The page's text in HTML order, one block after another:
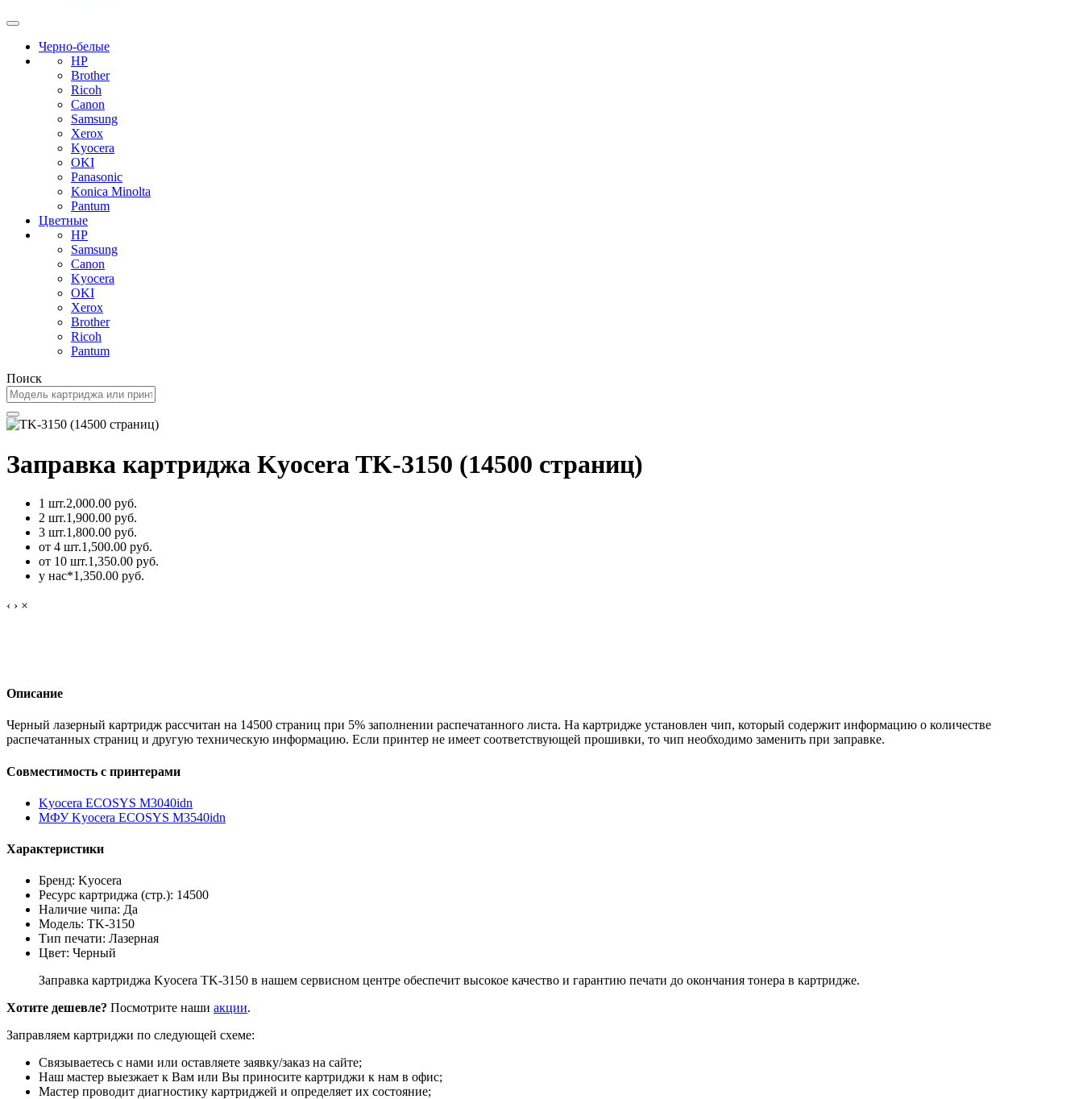
Черно-белые
HP
Brother
Ricoh
Canon
Samsung
Xerox
Kyocera
OKI
Panasonic
Konica Minolta
Pantum
Цветные
HP
Samsung
Canon
Kyocera
OKI
Xerox
Brother
Ricoh
Pantum
Поиск
Заправка картриджа Kyocera TK-3150 (14500 страниц)
1 шт.2,000.00 руб.
2 шт.1,900.00 руб.
3 шт.1,800.00 руб.
от 4 шт.1,500.00 руб.
от 10 шт.1,350.00 руб.
у нас*1,350.00 руб.
‹ › ×
Описание
Черный лазерный картридж рассчитан на 14500 страниц при 5% заполнении распечатанного листа. На картридже установлен чип, который содержит информацию о количестве
распечатанных страниц и другую техническую информацию. Если принтер не имеет соответствующей прошивки, то чип необходимо заменить при заправке.
Совместимость с принтерами
Kyocera ECOSYS M3040idn
МФУ Kyocera ECOSYS M3540idn
Характеристики
Бренд: Kyocera
Ресурс картриджа (стр.): 14500
Наличие чипа: Да
Модель: TK-3150
Тип печати: Лазерная
Цвет: Черный
Заправка картриджа Kyocera TK-3150 в нашем сервисном центре обеспечит высокое качество и гарантию печати до окончания тонера в картридже.
Хотите дешевле? Посмотрите наши акции.
Заправляем картриджи по следующей схеме:
Связываетесь с нами или оставляете заявку/заказ на сайте;
Наш мастер выезжает к Вам или Вы приносите картриджи к нам в офис;
Мастер проводит диагностику картриджей и определяет их состояние;